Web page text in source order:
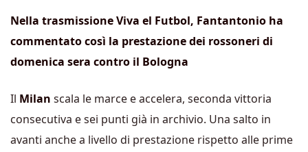
Nella trasmissione Viva el Futbol, Fantantonio ha
commentato così la prestazione dei rossoneri di
domenica sera contro il Bologna
Il Milan scala le marce e accelera, seconda vittoria
consecutiva e sei punti già in archivio. Una salto in
avanti anche a livello di prestazione rispetto alle prime